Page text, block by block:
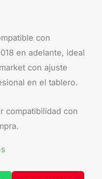
con
en adelante, ideal
con ajuste
en el tablero.
compatibilidad con